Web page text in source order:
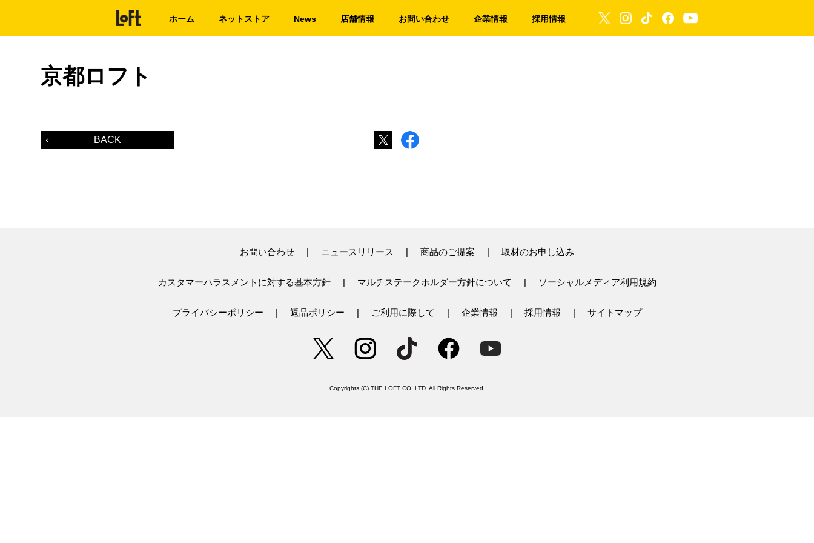
ホーム ネットストア News 店舗情報 お問い合わせ 企業情報 採用情報
京都ロフト
BACK
お問い合わせ ニュースリリース 商品のご提案 取材のお申し込み
カスタマーハラスメントに対する基本方針 マルチステークホルダー方針について ソーシャルメディア利用規約
プライバシーポリシー 返品ポリシー ご利用に際して 企業情報 採用情報 サイトマップ
Copyrights (C) THE LOFT CO.,LTD. All Rights Reserved.